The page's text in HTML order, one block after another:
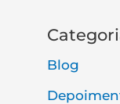
Blog